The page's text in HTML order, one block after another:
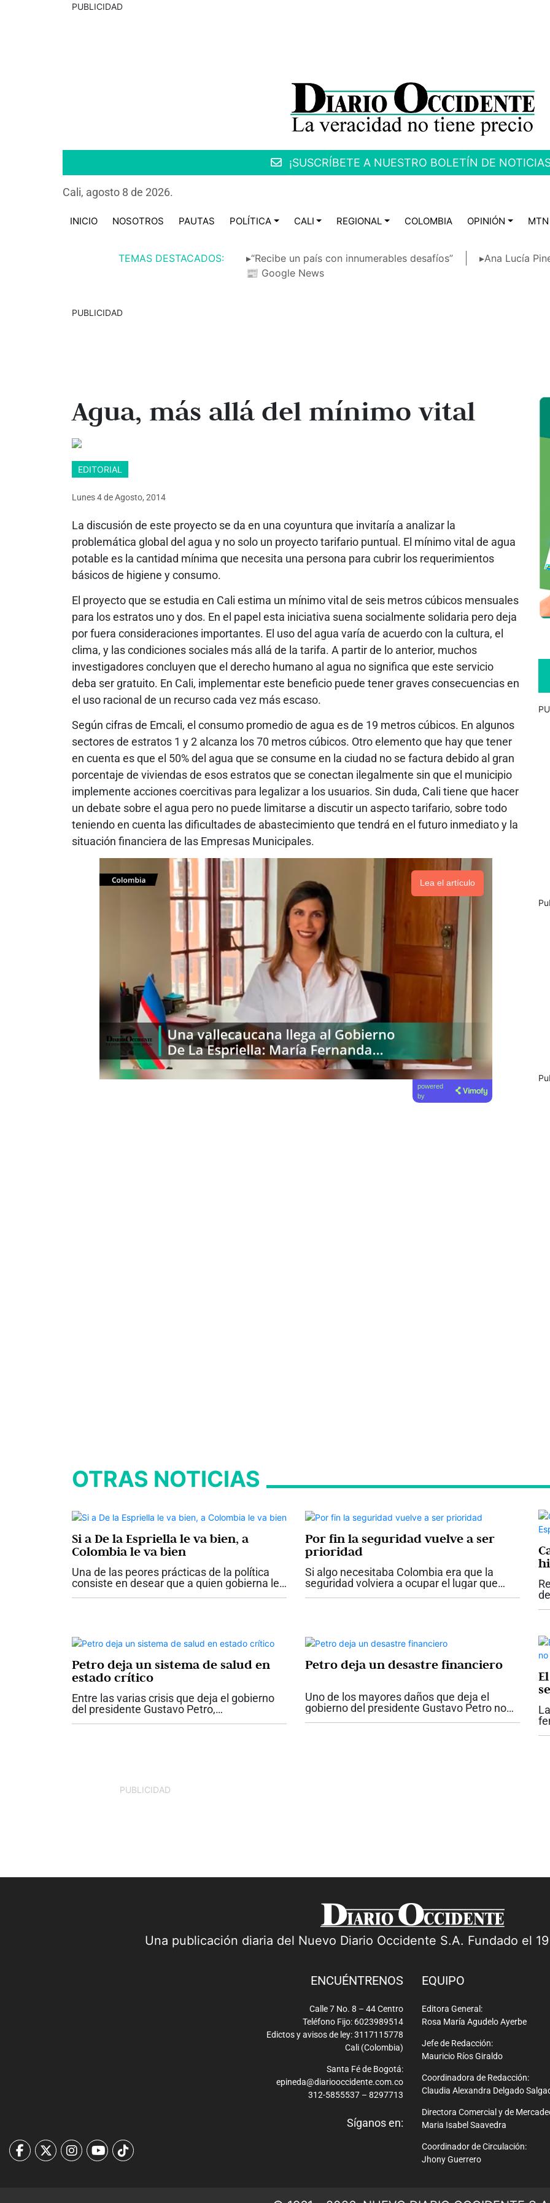
PUBLICIDAD
¡SUSCRÍBETE A NUESTRO BOLETÍN DE
Cali, agosto 8 de 2026.
INICIO NOSOTROS PAUTAS POLÍTICA CALI REGIONAL COLOMBIA OPINIÓN MTN
TEMAS DESTACADOS: ▸“Recibe un país con innumerables desafíos”
▸Ana Lucía
📰 Google News
PUBLICIDAD
Agua, más allá del mínimo vital
EDITORIAL
Lunes 4deAgosto, 2014
La discusión de este proyecto se da en una coyuntura que invitaría a analizar la
problemática global del agua y no solo un proyecto tarifario puntual. El mínimo vital de agua
potable es la cantidad mínima que necesita una persona para cubrir los requerimientos
básicos de higiene y consumo.
El proyecto que se estudia en Cali estima un mínimo vital de seis metros cúbicos mensuales
para los estratos uno y dos. En el papel esta iniciativa suena socialmente solidaria pero deja
por fuera consideraciones importantes. El uso del agua varía de acuerdo con la cultura, el
clima, y las condiciones sociales más allá de la tarifa. A partir de lo anterior, muchos
investigadores concluyen que el derecho humano al agua no significa que este servicio
deba ser gratuito. En Cali, implementar este beneficio puede tener graves consecuencias en
el uso racional de un recurso cada vez más escaso.
Según cifras de Emcali, el consumo promedio de agua es de 19 metros cúbicos. En algunos
sectores de estratos 1 y 2 alcanza los 70 metros cúbicos. Otro elemento que hay que tener
en cuenta es que el 50% del agua que se consume en la ciudad no se factura debido al gran
porcentaje de viviendas de esos estratos que se conectan ilegalmente sin que el municipio
implemente acciones coercitivas para legalizar a los usuarios. Sin duda, Cali tiene que hacer
un debate sobre el agua pero no puede limitarse a discutir un aspecto tarifario, sobre todo
teniendo en cuenta las dificultades de abastecimiento que tendrá en el futuro inmediato y la
situación financiera de las Empresas Municipales.
Lea el artículo
powered
by
OTRAS NOTICIAS
Si a De la Espriella le va bien, a
Colombia le va bien
Una de las peores prácticas de la política
consiste en desear que a quien gobierna le
Por fin la seguridad vuelve a ser
prioridad
Si algo necesitaba Colombia era que la
seguridad volviera a ocupar el lugar que
Petro deja un sistema de salud en
estado crítico
Entre las varias crisis que deja el gobierno
del presidente Gustavo Petro,
Petro deja un desastre financiero
Uno de los mayores daños que deja el
gobierno del presidente Gustavo Petro no
PUBLICIDAD
Una publicación diaria del Nuevo Diario Occidente S.A. Fundado el
ENCUÉNTRENOS
Calle 7 No. 8 – 44 Centro
Teléfono Fijo: 6023989514
Edictos y avisos de ley: 3117115778
Cali (Colombia)
Santa Fé de Bogotá:
epineda@diariooccidente.com.co
312-5855537 – 8297713
Síganos en:
EQUIPO
Editora General:
Rosa María Agudelo Ayerbe
Jefe de Redacción:
Mauricio Ríos Giraldo
Coordinadora de Redacción:
Claudia Alexandra Delgado
Directora Comercial y de
Maria Isabel Saavedra
Coordinador de Circulación:
Jhony Guerrero